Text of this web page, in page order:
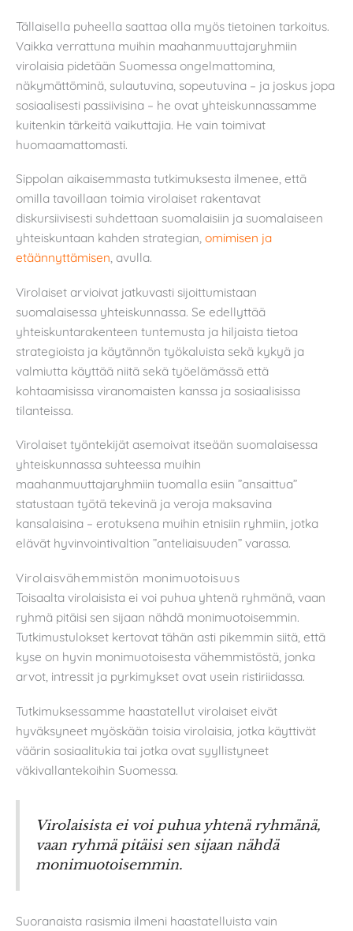
Tällaisella puheella saattaa olla myös tietoinen tarkoitus.
Vaikka verrattuna muihin maahanmuuttajaryhmiin
virolaisia pidetään Suomessa ongelmattomina,
näkymättöminä, sulautuvina, sopeutuvina – ja joskus jopa
sosiaalisesti passiivisina – he ovat yhteiskunnassamme
kuitenkin tärkeitä vaikuttajia. He vain toimivat
huomaamattomasti.
Sippolan aikaisemmasta tutkimuksesta ilmenee, että
omilla tavoillaan toimia virolaiset rakentavat
diskursiivisesti suhdettaan suomalaisiin ja suomalaiseen
yhteiskuntaan kahden strategian, omimisen ja
etäännyttämisen, avulla.
Virolaiset arvioivat jatkuvasti sijoittumistaan
suomalaisessa yhteiskunnassa. Se edellyttää
yhteiskuntarakenteen tuntemusta ja hiljaista tietoa
strategioista ja käytännön työkaluista sekä kykyä ja
valmiutta käyttää niitä sekä työelämässä että
kohtaamisissa viranomaisten kanssa ja sosiaalisissa
tilanteissa.
Virolaiset työntekijät asemoivat itseään suomalaisessa
yhteiskunnassa suhteessa muihin
maahanmuuttajaryhmiin tuomalla esiin ”ansaittua”
statustaan työtä tekevinä ja veroja maksavina
kansalaisina – erotuksena muihin etnisiin ryhmiin, jotka
elävät hyvinvointivaltion ”anteliaisuuden” varassa.
Virolaisvähemmistön monimuotoisuus
Toisaalta virolaisista ei voi puhua yhtenä ryhmänä, vaan
ryhmä pitäisi sen sijaan nähdä monimuotoisemmin.
Tutkimustulokset kertovat tähän asti pikemmin siitä, että
kyse on hyvin monimuotoisesta vähemmistöstä, jonka
arvot, intressit ja pyrkimykset ovat usein ristiriidassa.
Tutkimuksessamme haastatellut virolaiset eivät
hyväksyneet myöskään toisia virolaisia, jotka käyttivät
väärin sosiaalitukia tai jotka ovat syyllistyneet
väkivallantekoihin Suomessa.
Virolaisista ei voi puhua yhtenä ryhmänä,
vaan ryhmä pitäisi sen sijaan nähdä
monimuotoisemmin.
Suoranaista rasismia ilmeni haastatelluista vain